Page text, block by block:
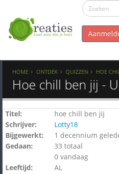
HOME ONTDEK QUIZZEN HOE
Hoe chill ben jij -
Titel:
hoe chill ben jij
Schrijver:
Lotty18
Bijgewerkt:
1 decennium
Gedaan:
33 totaal
0 vandaag
Leeftijd:
AL